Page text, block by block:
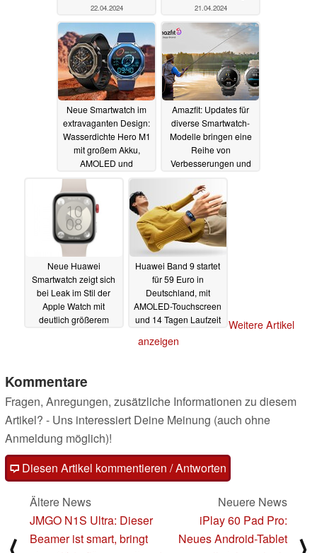
22.04.2024 21.04.2024
Neue Smartwatch im
extravaganten Design:
Wasserdichte Hero M1
mit großem Akku,
AMOLED und
Bluetooth-Telefonie
Amazfit: Updates für
diverse Smartwatch-
Modelle bringen eine
Reihe von
Verbesserungen und
Neue Huawei
Smartwatch zeigt sich
bei Leak im Stil der
Apple Watch mit
deutlich größerem
Huawei Band 9 startet
für 59 Euro in
Deutschland, mit
AMOLED-Touchscreen
und 14 Tagen Laufzeit
Weitere Artikel
anzeigen
Kommentare
Fragen, Anregungen, zusätzliche Informationen zu diesem
Artikel? - Uns interessiert Deine Meinung (auch ohne
Anmeldung möglich)!
Diesen Artikel kommentieren / Antworten
Ältere News
JMGO N1S Ultra: Dieser
Beamer ist smart, bringt
Neuere News
iPlay 60 Pad Pro:
Neues Android-Tablet